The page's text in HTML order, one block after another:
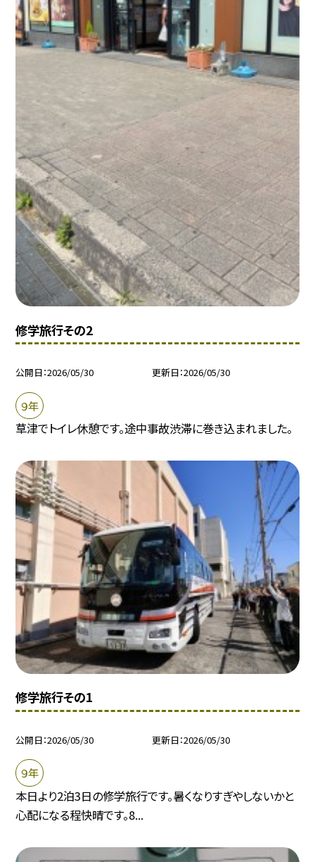
修学旅行その2
公開日 2026/05/30 更新日 2026/05/30
９年
草津でトイレ休憩です。途中事故渋滞に巻き込まれました。
修学旅行その1
公開日 2026/05/30 更新日 2026/05/30
９年
本日より2泊3日の修学旅行です。暑くなりすぎやしないかと
心配になる程快晴です。8...